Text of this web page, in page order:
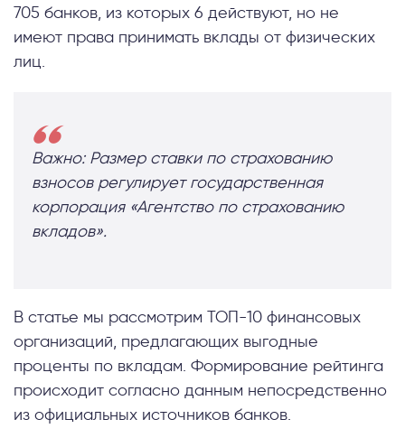
705 банков, из которых 6 действуют, но не
имеют права принимать вклады от физических
лиц.
Важно: Размер ставки по страхованию
взносов регулирует государственная
корпорация «Агентство по страхованию
вкладов».
В статье мы рассмотрим ТОП-10 финансовых
организаций, предлагающих выгодные
проценты по вкладам. Формирование рейтинга
происходит согласно данным непосредственно
из официальных источников банков.